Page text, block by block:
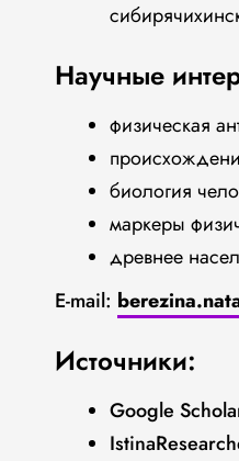
Научные
физическая
биология
маркеры
древнее
E-mail:
Источники:
Google